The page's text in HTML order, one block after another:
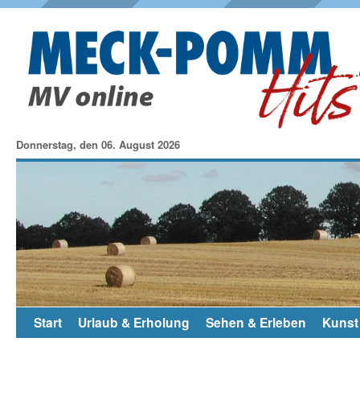
Donnerstag, den 06. August 2026
Start Urlaub & Erholung Sehen & Erleben